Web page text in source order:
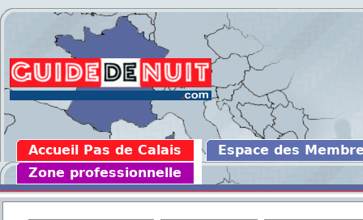
Accueil Pas de Calais
Espace des
Zone professionnelle